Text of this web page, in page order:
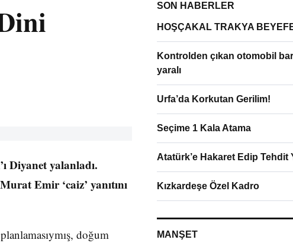
Diyanet yalanladı.
Emir ‘caiz’ yanıtını
doğum
SON HABERLER
HOŞÇAKAL TRAKYA
Kontrolden çıkan otomobil
yaralı
Urfa’da Korkutan Gerilim!
Seçime 1 Kala Atama
Atatürk’e Hakaret Edip Tehdit
Kızkardeşe Özel Kadro
MANŞET